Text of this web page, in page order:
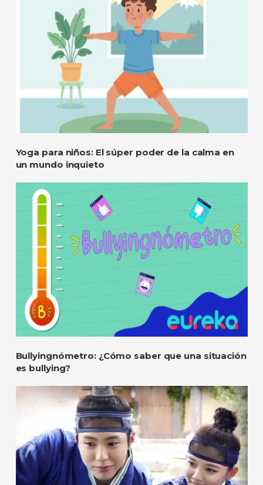
Yoga para niños: El súper poder de la calma en
un mundo inquieto
Bullyingnómetro: ¿Cómo saber que una situación
es bullying?